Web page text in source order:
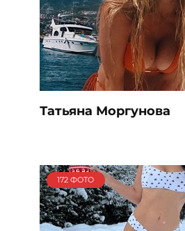
Татьяна Моргунова
172 ФОТО